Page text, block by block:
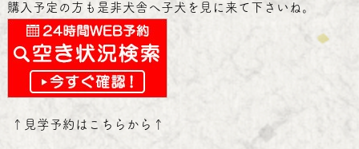
購入予定の方も是非犬舎へ子犬を見に来て下さいね。
↑ 見学予約はこちらから ↑